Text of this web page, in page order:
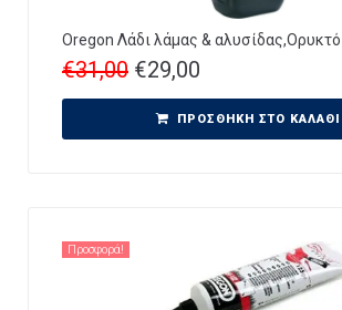
Oregon Λάδι λάμας &
€31,00 €29,00
ΠΡΟΣΘΉΚΗ ΣΤΟ ΚΑΛΆΘΙ
Προσφορά!